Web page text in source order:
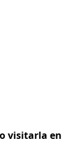
visitarla en